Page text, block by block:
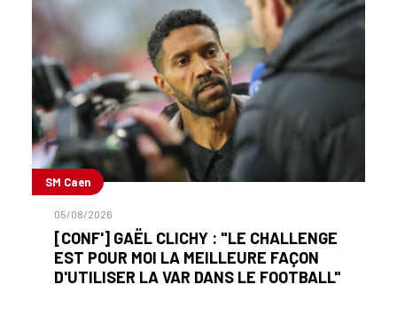
SM Caen
05/08/2026
[CONF'] GAËL CLICHY : "LE CHALLENGE
EST POUR MOI LA MEILLEURE FAÇON
D'UTILISER LA VAR DANS LE FOOTBALL"